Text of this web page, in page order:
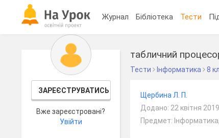
Журнал Бібліотека Тести
ЗАРЕЄСТРУВАТИСЬ
Вже зареєстровані?
Увійти
табличний
Тести Інформатика 8
Щербина Л. П.
Додано: 22 квітня 2019
Предмет: